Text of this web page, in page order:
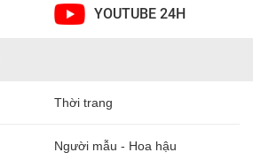
YOUTUBE 24H
Thời trang
Người mẫu - Hoa hậu